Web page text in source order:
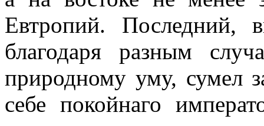
Евтропий. Последний,
благодаря разным
природному уму, сумел
себе покойнаго